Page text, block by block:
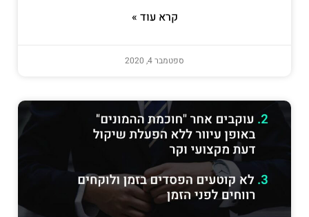
קרא עוד »
ספטמבר 4, 2020